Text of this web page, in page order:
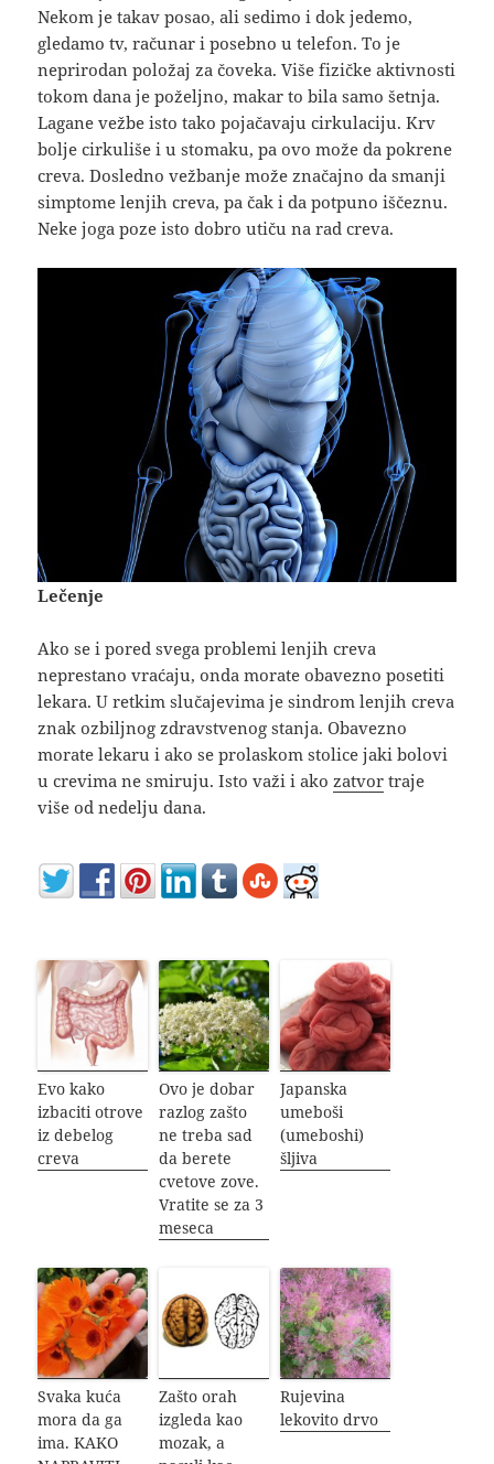
Nekom je takav posao, ali sedimo i dok jedemo,
gledamo tv, računar i posebno u telefon. To je
neprirodan položaj za čoveka. Više fizičke aktivnosti
tokom dana je poželjno, makar to bila samo šetnja.
Lagane vežbe isto tako pojačavaju cirkulaciju. Krv
bolje cirkuliše i u stomaku, pa ovo može da pokrene
creva. Dosledno vežbanje može značajno da smanji
simptome lenjih creva, pa čak i da potpuno iščeznu.
Neke joga poze isto dobro utiču na rad creva.
Lečenje
Ako se i pored svega problemi lenjih creva
neprestano vraćaju, onda morate obavezno posetiti
lekara. U retkim slučajevima je sindrom lenjih creva
znak ozbiljnog zdravstvenog stanja. Obavezno
morate lekaru i ako se prolaskom stolice jaki bolovi
u crevima ne smiruju. Isto važi i akozatvor traje
više od nedelju dana.
Evo kako
izbaciti otrove
iz debelog
creva
Ovo je dobar
razlog zašto
ne treba sad
da berete
cvetove zove.
Vratite se za 3
meseca
Japanska
umeboši
(umeboshi)
šljiva
Svaka kuća
mora da ga
ima. KAKO
Zašto orah
izgleda kao
mozak, a
Rujevina
lekovito drvo